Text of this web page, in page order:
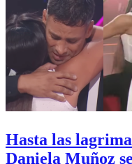
Hasta las
Daniela Muñoz